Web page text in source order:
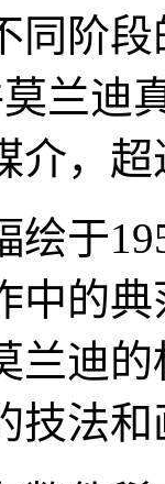
同阶
兰迪
介，
于
中的
兰迪
技法